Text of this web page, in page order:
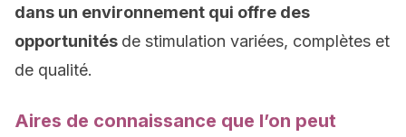
dans un environnement qui offre des
opportunités de stimulation variées, complètes et
de qualité.
Aires de connaissance que l’on peut